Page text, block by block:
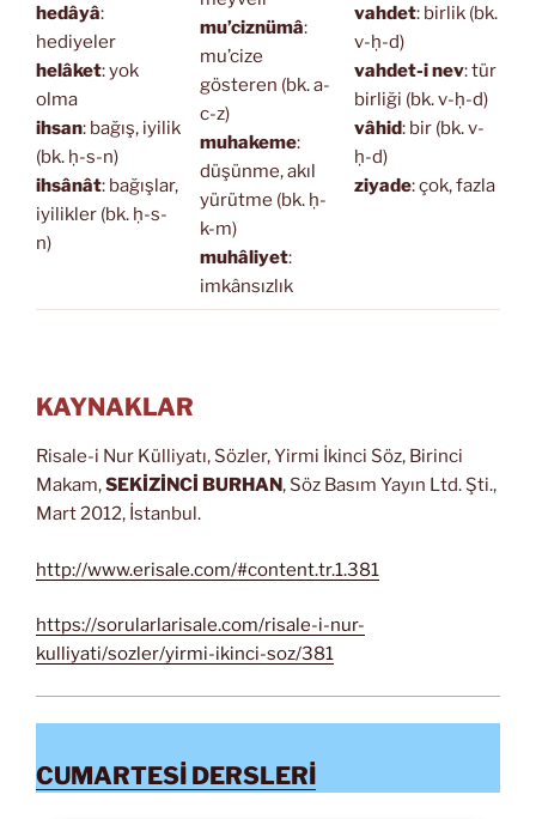
hedâyâ:
hediyeler
helâket: yok
olma
ihsan: bağış, iyilik
(bk. ḥ-s-n)
ihsânât: bağışlar,
iyilikler (bk. ḥ-s-
n)
mu’ciznümâ:
mu’cize
gösteren (bk. a-
c-z)
muhakeme:
düşünme, akıl
yürütme (bk. ḥ-
k-m)
muhâliyet:
imkânsızlık
vahdet: birlik (bk.
v-ḥ-d)
vahdet-i nev: tür
birliği (bk. v-ḥ-d)
vâhid: bir (bk. v-
ḥ-d)
ziyade: çok, fazla
KAYNAKLAR
Risale-i Nur Külliyatı, Sözler, Yirmi İkinci Söz, Birinci
Makam,SEKİZİNCİ BURHAN, Söz Basım Yayın Ltd. Şti.,
Mart 2012, İstanbul.
http://www.erisale.com/#content.tr.1.381
https://sorularlarisale.com/risale-i-nur-
kulliyati/sozler/yirmi-ikinci-soz/381
CUMARTESİ DERSLERİ